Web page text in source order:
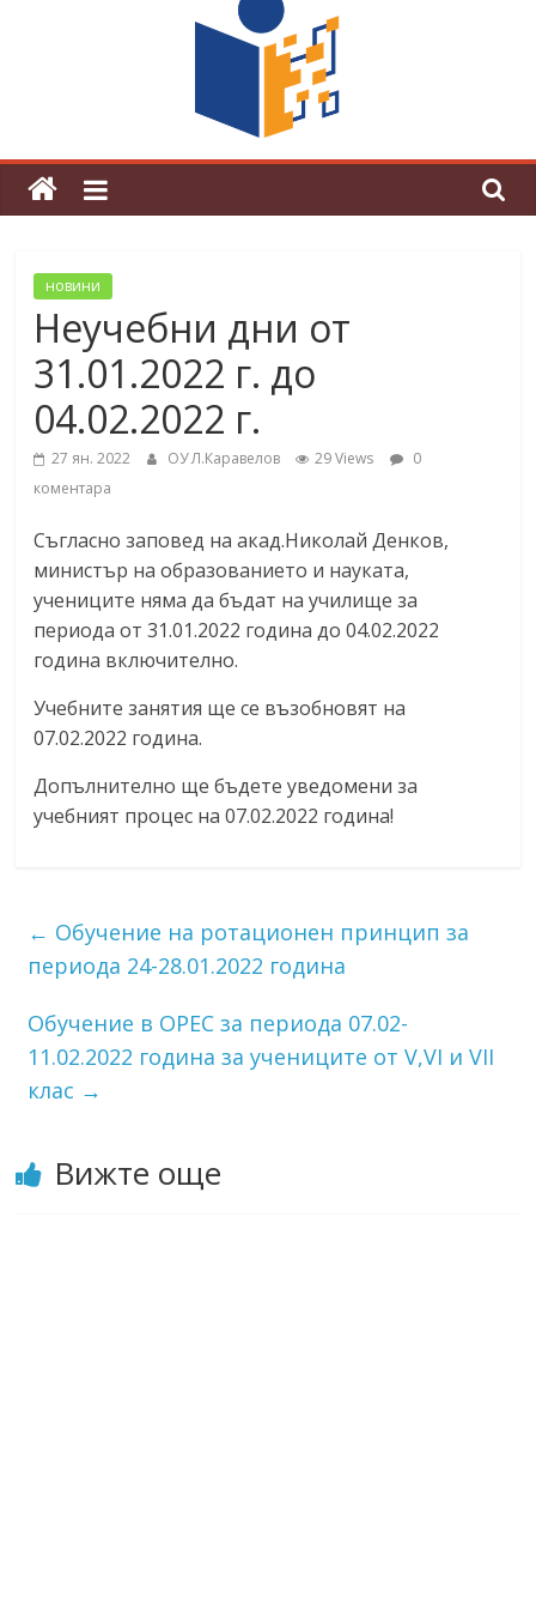
поредна награда от конкурс на
център за развитие на човешките
ресурси (ЦРЧР)
новини
Неучебни дни от
31.01.2022 г. до
04.02.2022 г.
27 ян. 2022 ОУ Л.Каравелов 29 Views
0
коментара
Съгласно заповед на акад.Николай Денков,
министър на образованието и науката,
учениците няма да бъдат на училище за
периода от 31.01.2022 година до 04.02.2022
година включително.
Учебните занятия ще се възобновят на
07.02.2022 година.
Допълнително ще бъдете уведомени за
учебният процес на 07.02.2022 година!
← Обучение на ротационен принцип за
периода 24-28.01.2022 година
Обучение в ОРЕС за периода 07.02-
11.02.2022 година за учениците от V,VI и VII
клас →
Вижте още